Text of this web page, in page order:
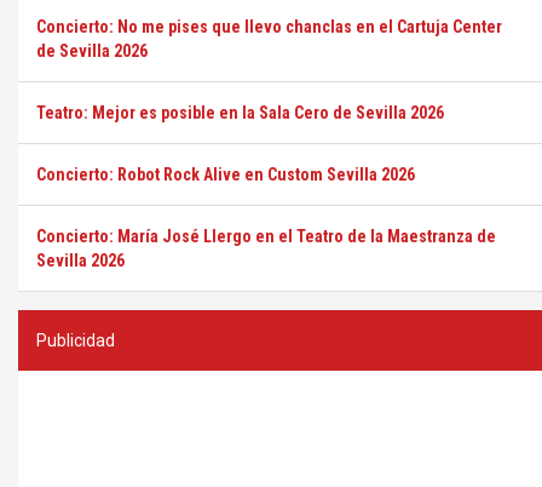
Concierto: No me pises que llevo chanclas en el Cartuja Center
de Sevilla 2026
Teatro: Mejor es posible en la Sala Cero de Sevilla 2026
Concierto: Robot Rock Alive en Custom Sevilla 2026
Concierto: María José Llergo en el Teatro de la Maestranza de
Sevilla 2026
Publicidad